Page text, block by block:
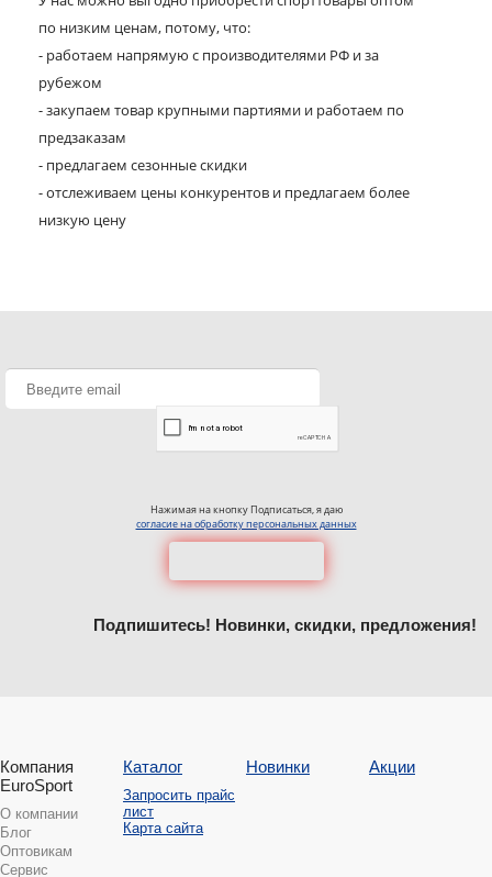
по низким ценам, потому, что:
- работаем напрямую с производителями РФ и за
рубежом
- закупаем товар крупными партиями и работаем по
предзаказам
- предлагаем сезонные скидки
- отслеживаем цены конкурентов и предлагаем более
низкую цену
Нажимая на кнопку Подписаться, я даю
согласие на обработку персональных данных
Подпишитесь! Новинки, скидки, предложения!
Компания
EuroSport
О компании
Блог
Оптовикам
Сервис
Каталог
Запросить прайс
лист
Карта сайта
Новинки Акции